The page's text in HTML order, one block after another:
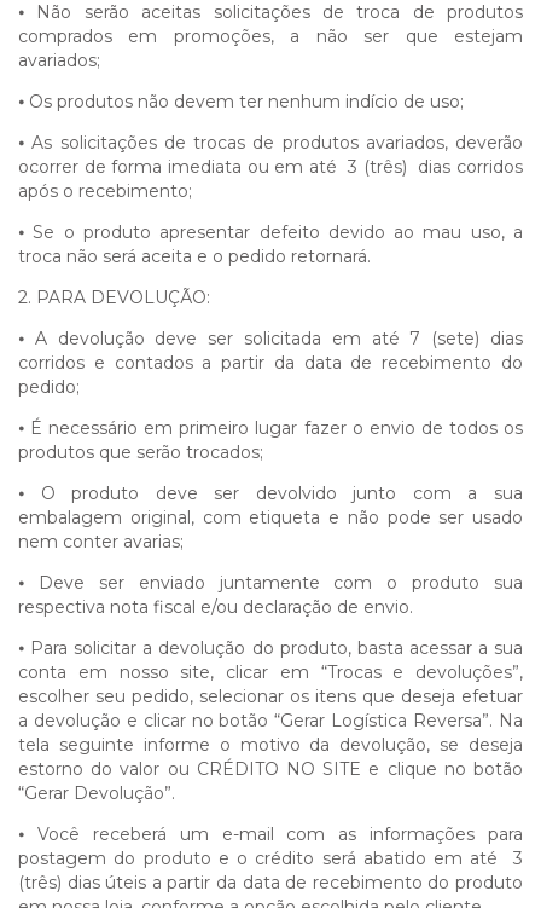
⦁
Não serão aceitas solicitações de troca de produtos
comprados em promoções, a não ser que estejam
avariados;
⦁ Os produtos não devem ter nenhum indício de uso;
⦁ As solicitações de trocas de produtos avariados, deverão
ocorrer de forma imediata ou em até 3 (três) dias corridos
após o recebimento;
⦁ Se o produto apresentar defeito devido ao mau uso, a
troca não será aceita e o pedido retornará.
2. PARA DEVOLUÇÃO:
⦁ A devolução deve ser solicitada em até 7 (sete) dias
corridos e contados a partir da data de recebimento do
pedido;
⦁ É necessário em primeiro lugar fazer o envio de todos os
produtos que serão trocados;
⦁
O produto deve ser devolvido junto com a sua
embalagem original, com etiqueta e não pode ser usado
nem conter avarias;
⦁
Deve ser enviado juntamente com o produto sua
respectiva nota fiscal e/ou declaração de envio.
⦁ Para solicitar a devolução do produto, basta acessar a sua
conta em nosso site, clicar em “Trocas e devoluções”,
escolher seu pedido, selecionar os itens que deseja efetuar
a devolução e clicar no botão “Gerar Logística Reversa”. Na
tela seguinte informe o motivo da devolução, se deseja
estorno do valor ou CRÉDITO NO SITE e clique no botão
“Gerar Devolução”.
⦁
Você receberá um e-mail com as informações para
postagem do produto e o crédito será abatido em até 3
(três) dias úteis a partir da data de recebimento do produto